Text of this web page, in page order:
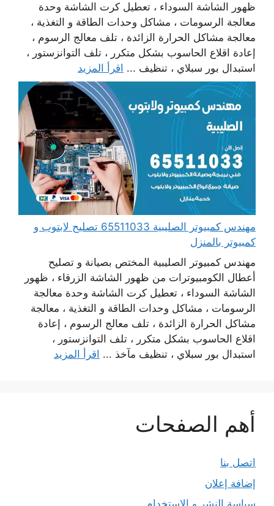
ظهور الشاشة السوداء ، تعطيل كرت الشاشة وحدة
معالجة الرسومات ، مشاكل وحدات الطاقة و التغذية ،
معالجة مشاكل الحرارة الزائدة ، تلف معالج الرسوم ،
إعادة اقلاع الحاسوب بشكل متكرر ، تلف التوانزستور ،
استبدال بور سبلاي ، تنظيف ... اقرأ المزيد
مهندس كمبيوتر الصليبية 65511033 تصليح لابتوب و
كمبيوتر بالمنزل
مهندس كمبيوتر الصليبية المختص بصيانة و تصليح
أعطال الكومبيوترات من ظهور الشاشة الزرقاء ، ظهور
الشاشة السوداء ، تعطيل كرت الشاشة وحدة معالجة
الرسومات ، مشاكل وحدات الطاقة و التغذية ، معالجة
مشاكل الحرارة الزائدة ، تلف معالج الرسوم ، إعادة
اقلاع الحاسوب بشكل متكرر ، تلف التوانزستور ،
استبدال بور سبلاي ، تنظيف مآخذ ... اقرأ المزيد
أهم الصفحات
اتصل بنا
إضافة إعلان